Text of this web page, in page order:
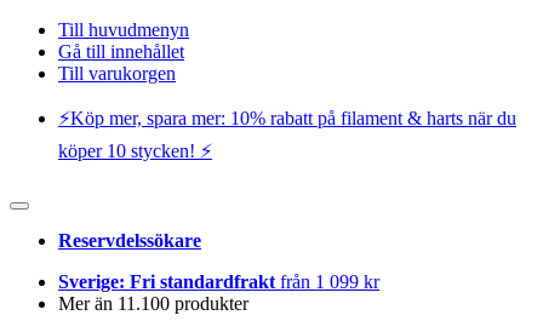
Till huvudmenyn
Gå till innehållet
Till varukorgen
⚡️Köp mer, spara mer: 10% rabatt på filament & harts när du
köper 10 stycken! ⚡️
Reservdelssökare
Sverige: Fri standardfrakt från 1 099 kr
Mer än 11.100 produkter